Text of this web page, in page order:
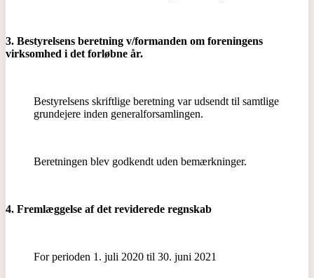
3. Bestyrelsens beretning v/formanden om foreningens
virksomhed i det forløbne år.
Bestyrelsens skriftlige beretning var udsendt til samtlige
grundejere inden generalforsamlingen.
Beretningen blev godkendt uden bemærkninger.
4. Fremlæggelse af det reviderede regnskab
For perioden 1. juli 2020 til 30. juni 2021